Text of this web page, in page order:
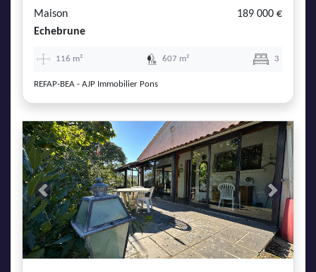
Maison
189 000 €
Echebrune
116 m² 607 m² 3
REFAP-BEA - AJP Immobilier Pons
Previous Next